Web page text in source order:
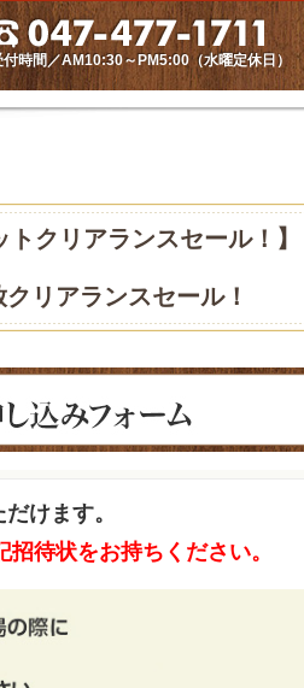
付時間／AM10:30～PM5:00（水曜定休日）
クリアランスセール！】
リアランスセール！
けます。
待状をお持ちください。